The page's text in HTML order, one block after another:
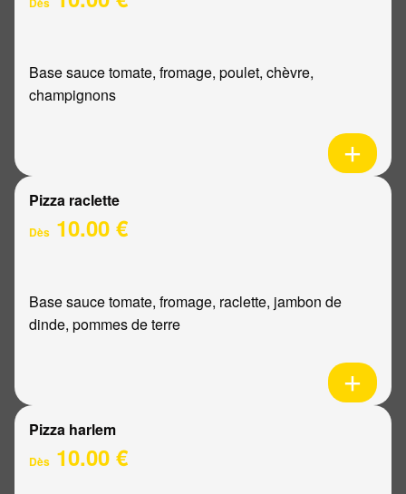
Base sauce tomate, fromage, poulet, chèvre,
champignons
Pizza raclette
Dès 10.00 €
Base sauce tomate, fromage, raclette, jambon de
dinde, pommes de terre
Pizza harlem
Dès 10.00 €